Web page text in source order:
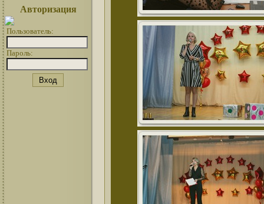
Авторизация
Пользователь:
Пароль: